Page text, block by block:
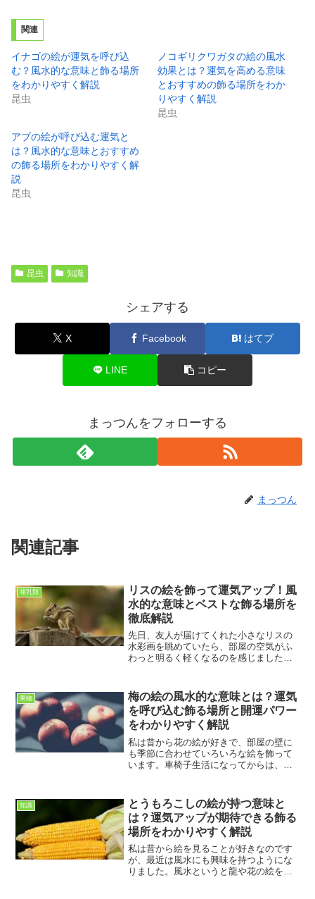
関連
イナゴの絵が運気を呼び込
む？風水的な意味と飾る場所
をわかりやすく解説
昆虫
ノコギリクワガタの絵の風水
効果とは？運気を高める意味
とおすすめの飾る場所をわか
りやすく解説
昆虫
アブの絵が呼び込む運気と
は？風水的な意味とおすすめ
の飾る場所をわかりやすく解
説
昆虫
昆虫 知識
シェアする
X Facebook はてブ
LINE コピー
まっつんをフォローする
まっつん
関連記事
哺乳類
リスの絵を飾って運気アップ！風
水的な意味とベストな飾る場所を
徹底解説
先日、友人が届けてくれた小さなリスの
水彩画を眺めていたら、部屋の空気がふ
わっと明るく軽くなるのを感じました。
のです。今日は、その理由と、私が実際
に試して「これは効...
果物
梅の絵の風水的な意味とは？運気
を呼び込む飾る場所と開運パワー
をわかりやすく解説
私は昔から花の絵が好きで、部屋の壁に
も季節に合わせていろいろな絵を飾って
います。車椅子生活になってからは、外
られるような絵を眺める時間がとても大
切になりました。そんな私...
知識
とうもろこしの絵が持つ意味と
は？運気アップが期待できる飾る
場所をわかりやすく解説
私は昔から絵を見ることが好きなのです
が、最近は風水にも興味を持つようにな
りました。風水というと龍や花の絵を思